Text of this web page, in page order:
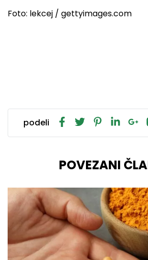
Foto: lekcej / gettyimages.com
podeli
POVEZANI